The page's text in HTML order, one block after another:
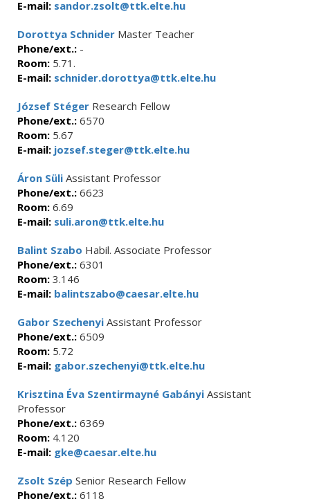
E-mail: sandor.zsolt@ttk.elte.hu
Dorottya Schnider Master Teacher
Phone/ext.: -
Room: 5.71.
E-mail: schnider.dorottya@ttk.elte.hu
József Stéger Research Fellow
Phone/ext.: 6570
Room: 5.67
E-mail: jozsef.steger@ttk.elte.hu
Áron Süli Assistant Professor
Phone/ext.: 6623
Room: 6.69
E-mail: suli.aron@ttk.elte.hu
Balint Szabo Habil. Associate Professor
Phone/ext.: 6301
Room: 3.146
E-mail: balintszabo@caesar.elte.hu
Gabor Szechenyi Assistant Professor
Phone/ext.: 6509
Room: 5.72
E-mail: gabor.szechenyi@ttk.elte.hu
Krisztina Éva Szentirmayné Gabányi Assistant
Professor
Phone/ext.: 6369
Room: 4.120
E-mail: gke@caesar.elte.hu
Zsolt Szép Senior Research Fellow
Phone/ext.: 6118